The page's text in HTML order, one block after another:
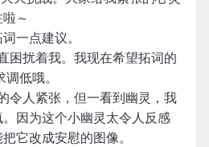
～
一点建议。
困扰着我。我现在希望拓词的
低哦。
令人紧张，但一看到幽灵，我
为这个小幽灵太令人反感
它改成安慰的图像。